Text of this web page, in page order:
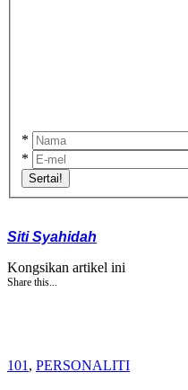
*
*
Sertai!
Siti Syahidah
Kongsikan artikel ini
Share this...
101 , PERSONALITI